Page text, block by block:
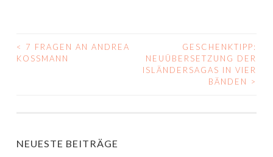
BEITRAGS-
<
7 FRAGEN AN ANDREA
KOSSMANN
GESCHENKTIPP:
NEUÜBERSETZUNG DER
ISLÄNDERSAGAS IN VIER
BÄNDEN
>
NEUESTE BEITRÄGE